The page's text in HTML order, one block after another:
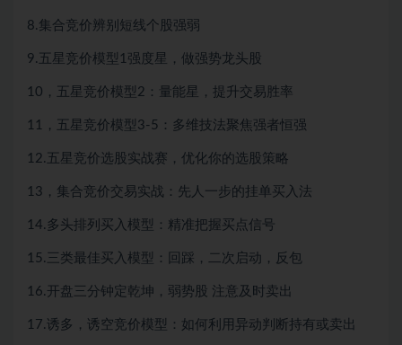
8.集合竞价辨别短线个股强弱
9.五星竞价模型1强度星，做强势龙头股
10，五星竞价模型2：量能星，提升交易胜率
11，五星竞价模型3-5：多维技法聚焦强者恒强
12.五星竞价选股实战赛，优化你的选股策略
13，集合竞价交易实战：先人一步的挂单买入法
14.多头排列买入模型：精准把握买点信号
15.三类最佳买入模型：回踩，二次启动，反包
16.开盘三分钟定乾坤，弱势股 注意及时卖出
17.诱多，诱空竞价模型：如何利用异动判断持有或卖出